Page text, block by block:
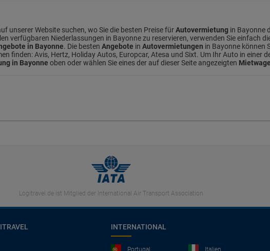
unserer Website suchen, wo Sie die besten Preise fürAutovermietung in Bayonne
verfügbaren Niederlassungen in Bayonne zu reservieren, verwenden Sie einfach
in Bayonne. Die besten Angebote in Autovermietungen in Bayonne können
finden: Avis, Hertz, Holiday Autos, Europcar, Atesa und Sixt. Um Ihr Auto in einer
in Bayonne oben oder wählen Sie eines der auf dieser Seite angezeigten
Logitravel.de ist Mitglied der International Air Transport Association
INTERNATIONAL
Portugal Italien